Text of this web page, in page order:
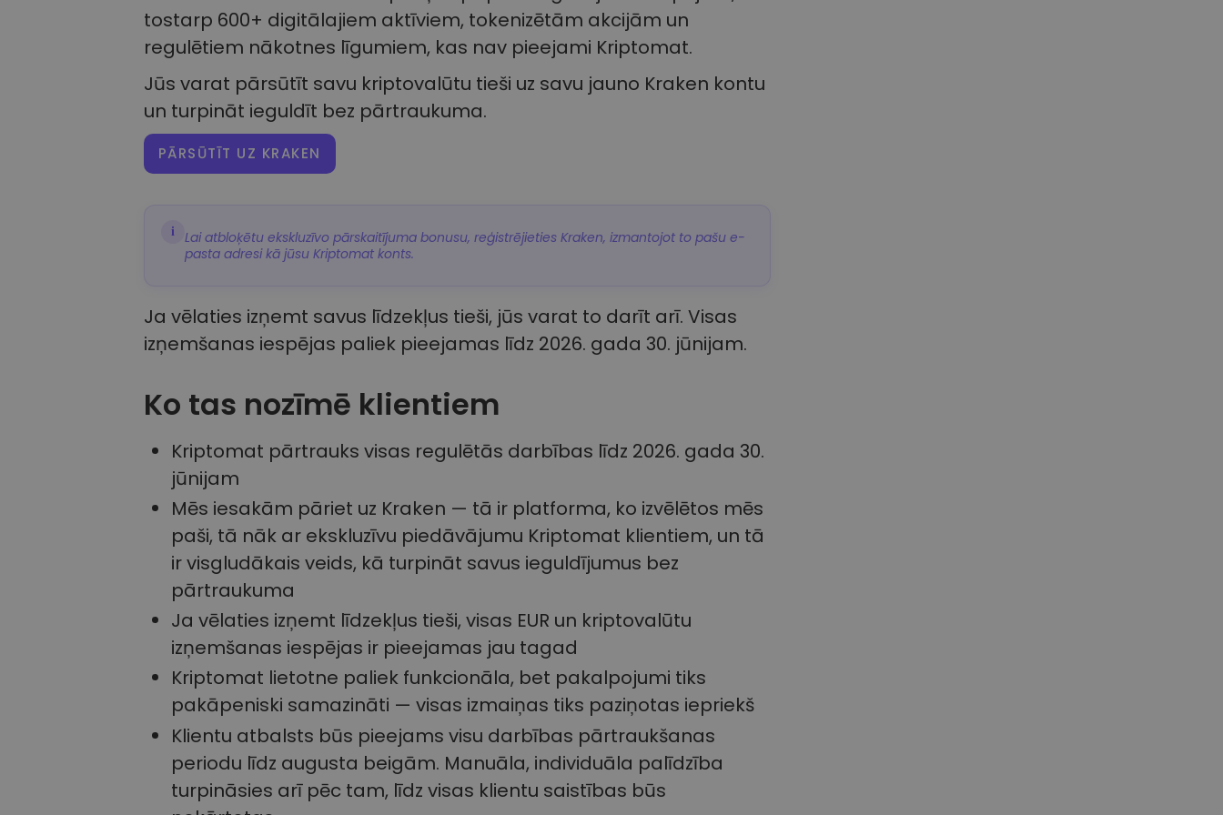
tostarp 600+ digitālajiem aktīviem, tokenizētām akcijām un
regulētiem nākotnes līgumiem, kas nav pieejami Kriptomat.
Jūs varat pārsūtīt savu kriptovalūtu tieši uz savu jauno Kraken kontu
un turpināt ieguldīt bez pārtraukuma.
PĀRSŪTĪT UZ KRAKEN
i
Lai atbloķētu ekskluzīvo pārskaitījuma bonusu, reģistrējieties Kraken, izmantojot to pašu e-
pasta adresi kā jūsu Kriptomat konts.
Ja vēlaties izņemt savus līdzekļus tieši, jūs varat to darīt arī. Visas
izņemšanas iespējas paliek pieejamas līdz 2026. gada 30. jūnijam.
Ko tas nozīmē klientiem
Kriptomat pārtrauks visas regulētās darbības līdz 2026. gada 30.
jūnijam
Mēs iesakām pāriet uz Kraken — tā ir platforma, ko izvēlētos mēs
paši, tā nāk ar ekskluzīvu piedāvājumu Kriptomat klientiem, un tā
ir visgludākais veids, kā turpināt savus ieguldījumus bez
pārtraukuma
Ja vēlaties izņemt līdzekļus tieši, visas EUR un kriptovalūtu
izņemšanas iespējas ir pieejamas jau tagad
Kriptomat lietotne paliek funkcionāla, bet pakalpojumi tiks
pakāpeniski samazināti — visas izmaiņas tiks paziņotas iepriekš
Klientu atbalsts būs pieejams visu darbības pārtraukšanas
periodu līdz augusta beigām. Manuāla, individuāla palīdzība
turpināsies arī pēc tam, līdz visas klientu saistības būs